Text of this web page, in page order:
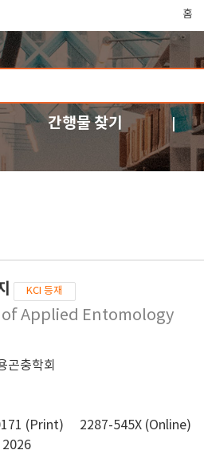
홈
간행물 찾기
KCI 등재
Applied Entomology
곤충학회
(Print)
2287-545X (Online)
2026